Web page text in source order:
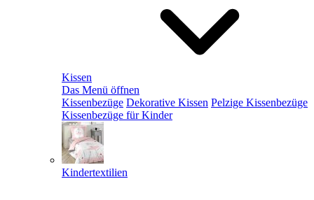
Kissen
Das Menü öffnen
Kissenbezüge Dekorative Kissen Pelzige Kissenbezüge
Kissenbezüge für Kinder
Kindertextilien